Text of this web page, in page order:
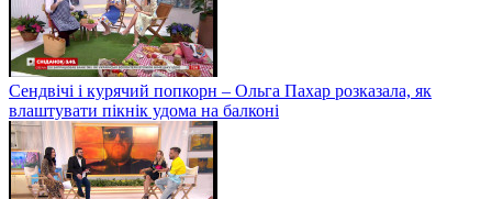
Сендвічі і курячий попкорн – Ольга Пахар розказала, як
влаштувати пікнік удома на балконі